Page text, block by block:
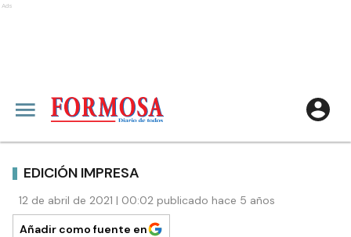
Ads
EDICIÓN IMPRESA
12 de abril de 2021 | 00:02 publicado hace 5 años
Añadir como fuente en